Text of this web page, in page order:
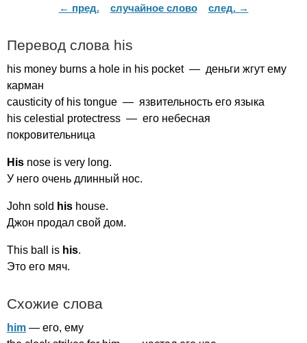
← пред. случайное слово след. →
Перевод слова his
his money burns a hole in his pocket— деньги жгут ему
карман
causticity of his tongue — язвительность его языка
his celestial protectress — его небесная
покровительница
His nose is very long.
У него очень длинный нос.
John sold his house.
Джон продал свой дом.
This ball is his.
Это его мяч.
Схожие слова
him — его, ему